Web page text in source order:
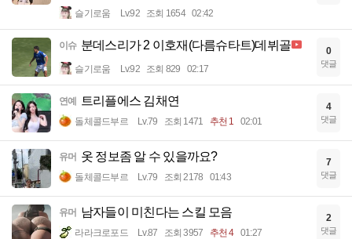
슬기로움 Lv.92 조회 1654 02:42
이슈 분데스리가 2 이호재(다름슈타트)데뷔골
슬기로움 Lv.92 조회 829 02:17
0
댓글
연예 트리플에스 김채연
돌체콜드부르 Lv.79 조회 1471 추천 1 02:01
4
댓글
유머 옷 정보좀 알 수 있을까요?
돌체콜드부르 Lv.79 조회 2178 01:43
7
댓글
유머 남자들이 미친다는 스킬 모음
라라크로포드 Lv.87 조회 3957 추천 4 01:27
2
댓글